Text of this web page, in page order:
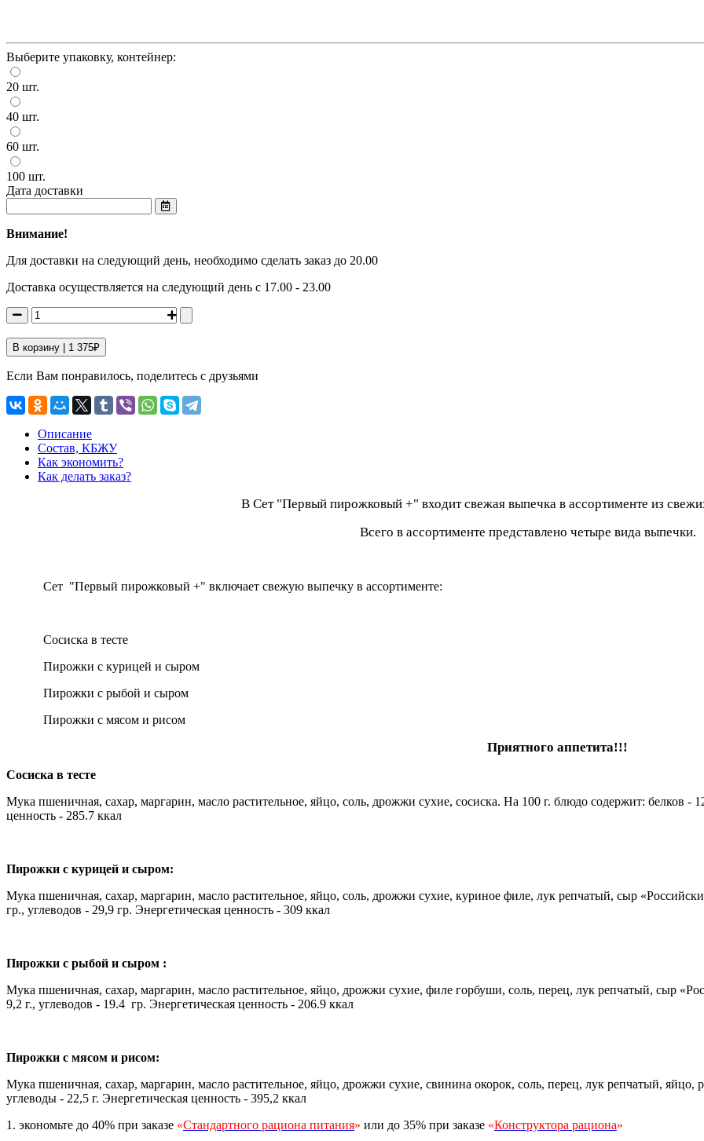
Выберите упаковку, контейнер:
20 шт.
40 шт.
60 шт.
100 шт.
Дата доставки
Внимание!
Для доставки на следующий день, необходимо сделать заказ до 20.00
Доставка осуществляется на следующий день с 17.00 - 23.00
В корзину | 1 375₽
Если Вам понравилось, поделитесь с друзьями
Описание
Состав, КБЖУ
Как экономить?
Как делать заказ?
В Сет "Первый пирожковый +" входит свежая выпечка в ассортименте из
Всего в ассортименте представлено четыре вида выпечки.
Сет "Первый пирожковый +" включает свежую выпечкув ассортименте:
Сосиска в тесте
Пирожки с курицей и сыром
Пирожки с рыбой и сыром
Пирожки с мясом и рисом
Приятного аппетита!!!
Сосиска в тесте
Мука пшеничная, сахар, маргарин, масло растительное, яйцо, соль, дрожжи сухие, сосиска. На 100 г. блюдо содержит: белков -
ценность - 285.7 ккал
Пирожки с курицей и сыром:
Мука пшеничная, сахар, маргарин, масло растительное, яйцо, соль, дрожжи сухие, куриное филе, лук репчатый, сыр
гр., углеводов - 29,9 гр. Энергетическая ценность - 309 ккал
Пирожки с рыбой и сыром :
Мука пшеничная, сахар, маргарин, масло растительное, яйцо, дрожжи сухие, филе горбуши, соль, перец, лук репчатый, сыр
9,2 г., углеводов - 19.4 гр. Энергетическая ценность - 206.9 ккал
Пирожки с мясом и рисом:
Мука пшеничная, сахар, маргарин, масло растительное, яйцо, дрожжи сухие, свинина окорок, соль, перец, лук репчатый,
углеводы - 22,5 г. Энергетическая ценность - 395,2 ккал
1. экономьте до 40% при заказе «Стандартного рациона питания» или до 35% при заказе «Конструктора рациона»